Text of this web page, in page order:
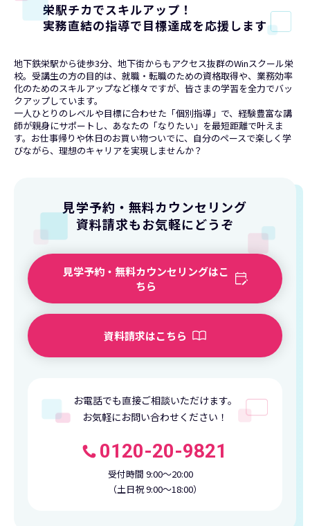
栄駅チカでスキルアップ！
実務直結の指導で目標達成を応援します
地下鉄栄駅から徒歩3分、地下街からもアクセス抜群のWinスクール栄
校。受講生の方の目的は、就職・転職のための資格取得や、業務効率
化のためのスキルアップなど様々ですが、皆さまの学習を全力でバッ
クアップしています。
一人ひとりのレベルや目標に合わせた「個別指導」で、経験豊富な講
師が親身にサポートし、あなたの「なりたい」を最短距離で叶えま
す。お仕事帰りや休日のお買い物ついでに、自分のペースで楽しく学
びながら、理想のキャリアを実現しませんか？
見学予約・無料カウンセリング
資料請求もお気軽にどうぞ
見学予約・無料カウンセリングはこ
ちら
資料請求はこちら
お電話でも直接ご相談いただけます。
お気軽にお問い合わせください！
0120-20-9821
受付時間 9:00〜20:00
（土日祝 9:00〜18:00）